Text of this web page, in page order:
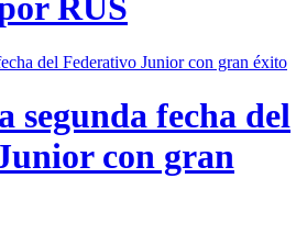
RUS
segunda fecha del
con gran